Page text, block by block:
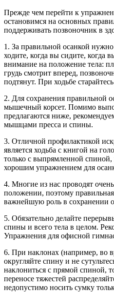
Прежде чем перейти к
остановимся на основных
поддерживать позвоночник в
1. За правильной осанкой
ходите, когда вы сидите, когда
внимание на положение тела:
грудь смотрит вперед,
подтянут. При ходьбе
2. Для сохранения правильной
мышечный корсет. Помимо
предлагаются ниже,
мышцами пресса и спины.
3. Отличной профилактикой
является ходьба с книгой на
только с выпрямленной спиной,
хорошим упражнением для
4. Многие из нас проводят
положении, поэтому правильная
важнейшую роль в сохранении
5. Обязательно делайте
спины и всего тела в целом.
Упражнения для офисной
6. При наклонах (например, во
округляйте спину и не
наклониться с прямой спиной,
переносе тяжестей
недопустимо носить сумку